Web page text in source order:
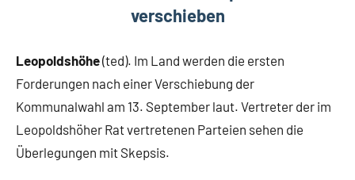
verschieben
Leopoldshöhe(ted). Im Land werden die ersten
Forderungen nach einer Verschiebung der
Kommunalwahl am 13. September laut. Vertreter der im
Leopoldshöher Rat vertretenen Parteien sehen die
Überlegungen mit Skepsis.